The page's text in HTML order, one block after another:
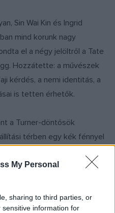
My Personal
sharing to third parties, or
information for
Sin Wai Kin és Ingrid
mind korunk nagy
el a négy jelöltről a Tate
Hozzátette: a művészek
kérdés, a nemi identitás, a
is tetten érhetők.
a Turner-döntősök
térben egy kék fénnyel
hangzásvilággal teszi